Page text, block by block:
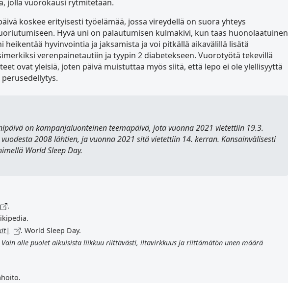
jolla vuorokausi rytmitetään.
koskee erityisesti työelämää, jossa vireydellä on suora yhteys
Hyvä uni on palautumisen kulmakivi, kun taas huonolaatuinen
heikentää hyvinvointia ja jaksamista ja voi pitkällä aikavälillä lisätä
verenpainetautiin ja tyypin 2 diabetekseen. Vuorotyötä tekevillä
ovat yleisiä, joten päivä muistuttaa myös siitä, että lepo ei ole ylellisyyttä
on kampanjaluonteinen teemapäivä, jota vuonna 2021 vietettiin 19.3.
2008 lähtien, ja vuonna 2021 sitä vietettiin 14. kerran. Kansainvälisesti
World Sleep Day.
.
. World Sleep Day.
Vain alle puolet aikuisista liikkuu riittävästi, iltavirkkuus ja riittämätön unen määrä